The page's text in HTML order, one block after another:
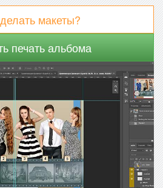
макеты?
печать альбома